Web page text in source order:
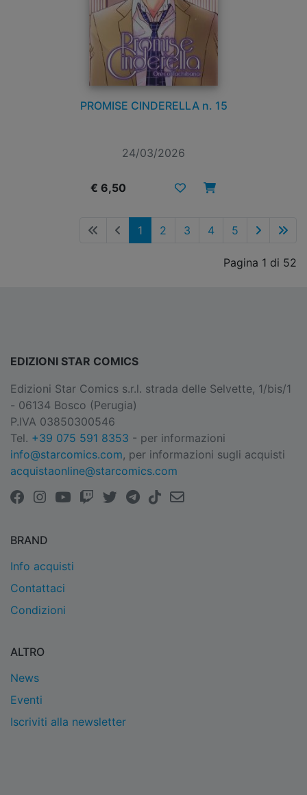
PROMISE CINDERELLA n. 15
24/03/2026
€ 6,50
1 2 3 4 5
Pagina 1 di 52
EDIZIONI STAR COMICS
Edizioni Star Comics s.r.l. strada delle Selvette, 1/bis/1
- 06134 Bosco (Perugia)
P.IVA 03850300546
Tel. +39 075 591 8353 - per informazioni
info@starcomics.com, per informazioni sugli acquisti
acquistaonline@starcomics.com
BRAND
Info acquisti
Contattaci
Condizioni
ALTRO
News
Eventi
Iscriviti alla newsletter